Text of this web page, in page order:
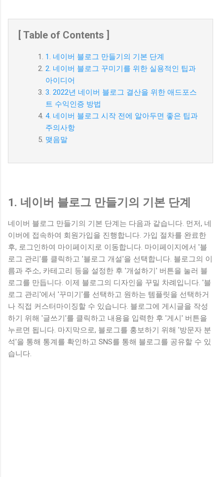
[ Table of Contents ]
1. 네이버 블로그 만들기의 기본 단계
2. 네이버 블로그 꾸미기를 위한 실용적인 팁과
아이디어
3. 2022년 네이버 블로그 결산을 위한 애드포스
트 수익인증 방법
4. 네이버 블로그 시작 전에 알아두면 좋은 팁과
주의사항
맺음말
1. 네이버 블로그 만들기의 기본 단계
네이버 블로그 만들기의 기본 단계는 다음과 같습니다. 먼저, 네
이버에 접속하여 회원가입을 진행합니다. 가입 절차를 완료한
후, 로그인하여 마이페이지로 이동합니다. 마이페이지에서 '블
로그 관리'를 클릭하고 '블로그 개설'을 선택합니다. 블로그의 이
름과 주소, 카테고리 등을 설정한 후 '개설하기' 버튼을 눌러 블
로그를 만듭니다. 이제 블로그의 디자인을 꾸밀 차례입니다. '블
로그 관리'에서 '꾸미기'를 선택하고 원하는 템플릿을 선택하거
나 직접 커스터마이징할 수 있습니다. 블로그에 게시글을 작성
하기 위해 '글쓰기'를 클릭하고 내용을 입력한 후 '게시' 버튼을
누르면 됩니다. 마지막으로, 블로그를 홍보하기 위해 '방문자 분
석'을 통해 통계를 확인하고 SNS를 통해 블로그를 공유할 수 있
습니다.